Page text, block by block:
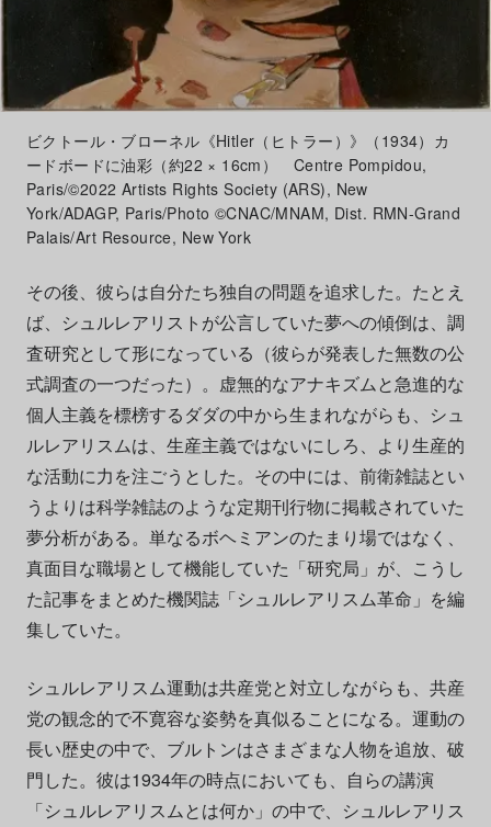
ビクトール・ブローネル《Hitler（ヒトラー）》（1934）カ
ードボードに油彩（約22 × 16cm） Centre Pompidou,
Paris/©2022 Artists Rights Society (ARS), New
York/ADAGP, Paris/Photo ©CNAC/MNAM, Dist. RMN-Grand
Palais/Art Resource, New York
その後、彼らは自分たち独自の問題を追求した。たとえ
ば、シュルレアリストが公言していた夢への傾倒は、調
査研究として形になっている（彼らが発表した無数の公
式調査の一つだった）。虚無的なアナキズムと急進的な
個人主義を標榜するダダの中から生まれながらも、シュ
ルレアリスムは、生産主義ではないにしろ、より生産的
な活動に力を注ごうとした。その中には、前衛雑誌とい
うよりは科学雑誌のような定期刊行物に掲載されていた
夢分析がある。単なるボヘミアンのたまり場ではなく、
真面目な職場として機能していた「研究局」が、こうし
た記事をまとめた機関誌「シュルレアリスム革命」を編
集していた。
シュルレアリスム運動は共産党と対立しながらも、共産
党の観念的で不寛容な姿勢を真似ることになる。運動の
長い歴史の中で、ブルトンはさまざまな人物を追放、破
門した。彼は1934年の時点においても、自らの講演
「シュルレアリスムとは何か」の中で、シュルレアリス